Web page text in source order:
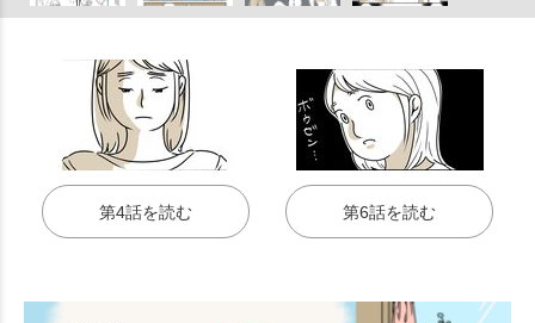
第4話を読む 第6話を読む